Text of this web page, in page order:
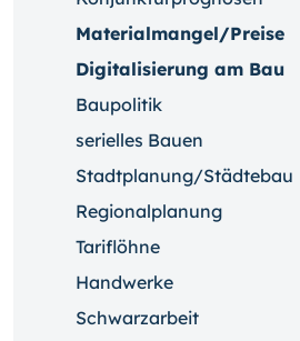
Materialmangel/Preise
Digitalisierung am Bau
Baupolitik
serielles Bauen
Stadtplanung/Städtebau
Regionalplanung
Tariflöhne
Handwerke
Schwarzarbeit